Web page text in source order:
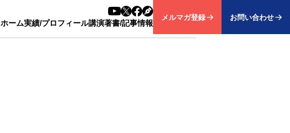
ホーム実績/プロフィール講演著書/記事情報
メルマガ登録 お問い合わせ